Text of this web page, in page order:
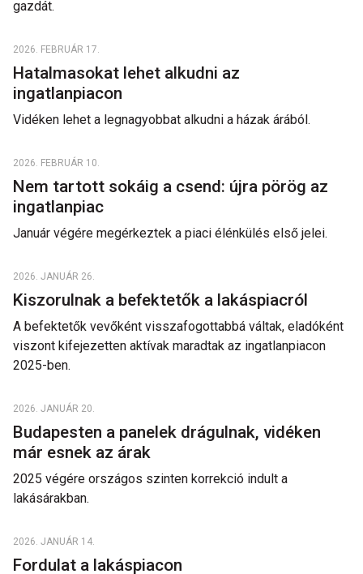
gazdát.
2026. FEBRUÁR 17.
Hatalmasokat lehet alkudni az
ingatlanpiacon
Vidéken lehet a legnagyobbat alkudni a házak árából.
2026. FEBRUÁR 10.
Nem tartott sokáig a csend: újra pörög az
ingatlanpiac
Január végére megérkeztek a piaci élénkülés első jelei.
2026. JANUÁR 26.
Kiszorulnak a befektetők a lakáspiacról
A befektetők vevőként visszafogottabbá váltak, eladóként
viszont kifejezetten aktívak maradtak az ingatlanpiacon
2025-ben.
2026. JANUÁR 20.
Budapesten a panelek drágulnak, vidéken
már esnek az árak
2025 végére országos szinten korrekció indult a
lakásárakban.
2026. JANUÁR 14.
Fordulat a lakáspiacon